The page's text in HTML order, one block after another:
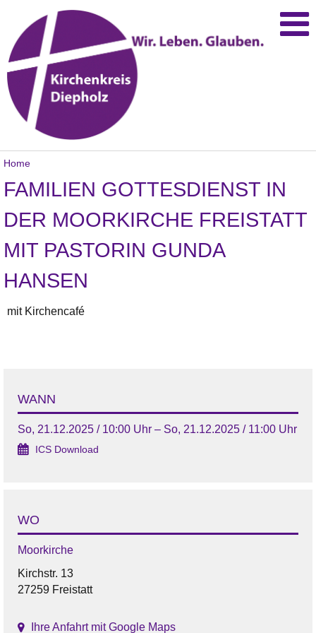
Home
FAMILIEN GOTTESDIENST IN
DER MOORKIRCHE FREISTATT
MIT PASTORIN GUNDA
HANSEN
mit Kirchencafé
WANN
So, 21.12.2025 / 10:00 Uhr – So, 21.12.2025 / 11:00 Uhr
ICS Download
WO
Moorkirche
Kirchstr. 13
27259 Freistatt
Ihre Anfahrt mit Google Maps